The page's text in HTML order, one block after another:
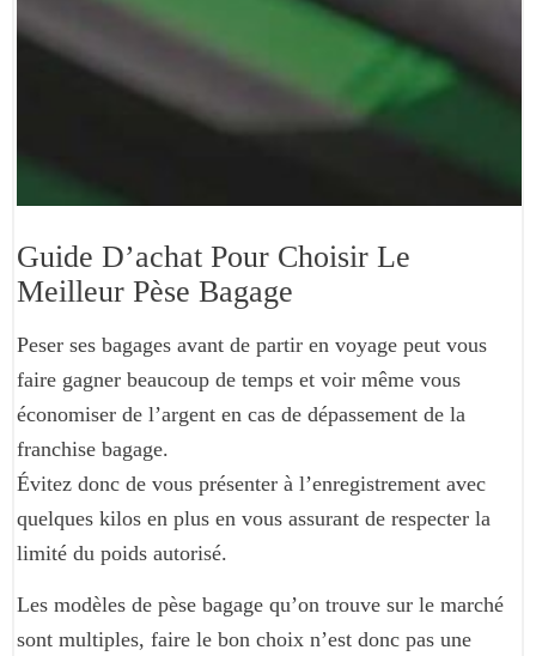
Guide D’achat Pour Choisir Le
Meilleur Pèse Bagage
Peser ses bagages avant de partir en voyage peut vous
faire gagner beaucoup de temps et voir même vous
économiser de l’argent en cas de dépassement de la
franchise bagage.
Évitez donc de vous présenter à l’enregistrement avec
quelques kilos en plus en vous assurant de respecter la
limité du poids autorisé.
Les modèles de pèse bagage qu’on trouve sur le marché
sont multiples, faire le bon choix n’est donc pas une